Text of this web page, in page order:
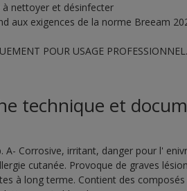
à nettoyer et désinfecter
aux exigences de la norme Breeam
POUR USAGE PROFESSIONNEL.
technique et
A- Corrosive, irritant, danger pour l'
cutanée. Provoque de graves
à long terme. Contient des